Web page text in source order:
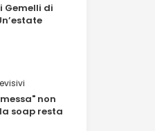
Gemelli di
non
soap resta